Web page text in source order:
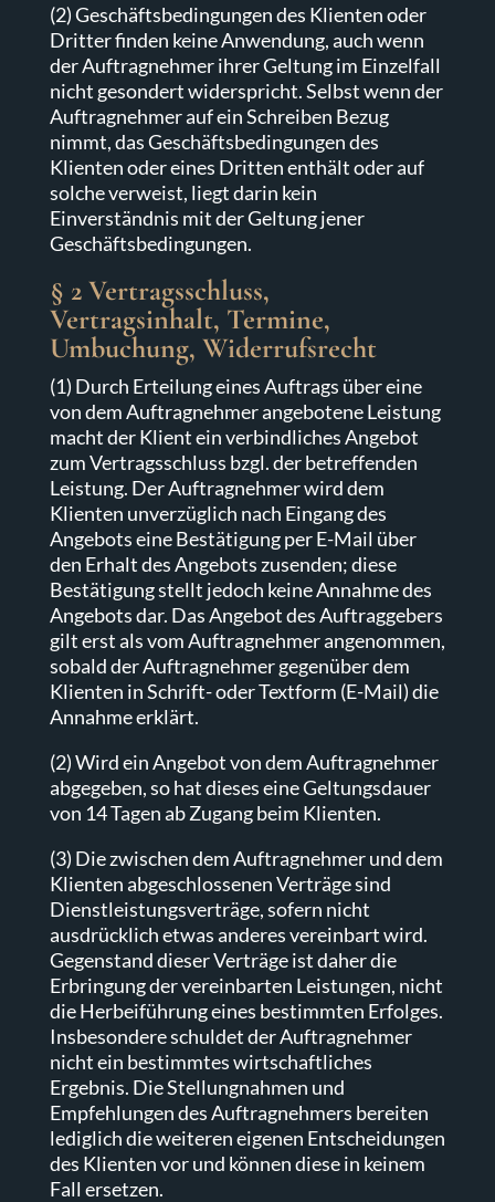
(2) Geschäftsbedingungen des Klienten oder
Dritter finden keine Anwendung, auch wenn
der Auftragnehmer ihrer Geltung im Einzelfall
nicht gesondert widerspricht. Selbst wenn der
Auftragnehmer auf ein Schreiben Bezug
nimmt, das Geschäftsbedingungen des
Klienten oder eines Dritten enthält oder auf
solche verweist, liegt darin kein
Einverständnis mit der Geltung jener
Geschäftsbedingungen.
§ 2 Vertragsschluss,
Vertragsinhalt, Termine,
Umbuchung, Widerrufsrecht
(1) Durch Erteilung eines Auftrags über eine
von dem Auftragnehmer angebotene Leistung
macht der Klient ein verbindliches Angebot
zum Vertragsschluss bzgl. der betreffenden
Leistung. Der Auftragnehmer wird dem
Klienten unverzüglich nach Eingang des
Angebots eine Bestätigung per E-Mail über
den Erhalt des Angebots zusenden; diese
Bestätigung stellt jedoch keine Annahme des
Angebots dar. Das Angebot des Auftraggebers
gilt erst als vom Auftragnehmer angenommen,
sobald der Auftragnehmer gegenüber dem
Klienten in Schrift- oder Textform (E-Mail) die
Annahme erklärt.
(2) Wird ein Angebot von dem Auftragnehmer
abgegeben, so hat dieses eine Geltungsdauer
von 14 Tagen ab Zugang beim Klienten.
(3) Die zwischen dem Auftragnehmer und dem
Klienten abgeschlossenen Verträge sind
Dienstleistungsverträge, sofern nicht
ausdrücklich etwas anderes vereinbart wird.
Gegenstand dieser Verträge ist daher die
Erbringung der vereinbarten Leistungen, nicht
die Herbeiführung eines bestimmten Erfolges.
Insbesondere schuldet der Auftragnehmer
nicht ein bestimmtes wirtschaftliches
Ergebnis. Die Stellungnahmen und
Empfehlungen des Auftragnehmers bereiten
lediglich die weiteren eigenen Entscheidungen
des Klienten vor und können diese in keinem
Fall ersetzen.